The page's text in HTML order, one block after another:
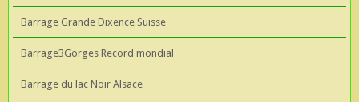
Barrage Grande Dixence Suisse
Barrage3Gorges Record mondial
Barrage du lac Noir Alsace